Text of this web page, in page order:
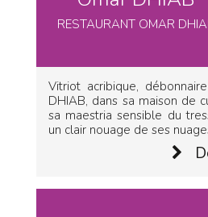
RESTAURANT OMAR
Vitriot acribique,
DHIAB, dans sa maison de
sa maestria sensible du
un clair nouage de ses